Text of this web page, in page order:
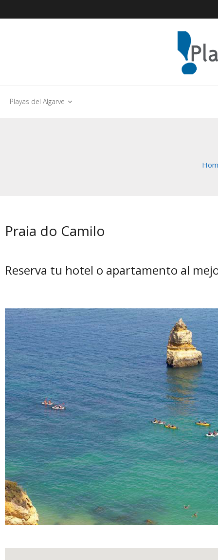
Playas del Algarve
Praia do Camilo
Reserva tu hotel o apartamento al